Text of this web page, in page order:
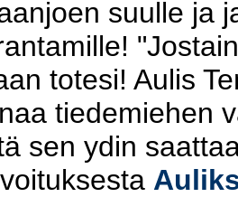
suulle ja
totesi! Aulis
tiedemiehen
sen ydin